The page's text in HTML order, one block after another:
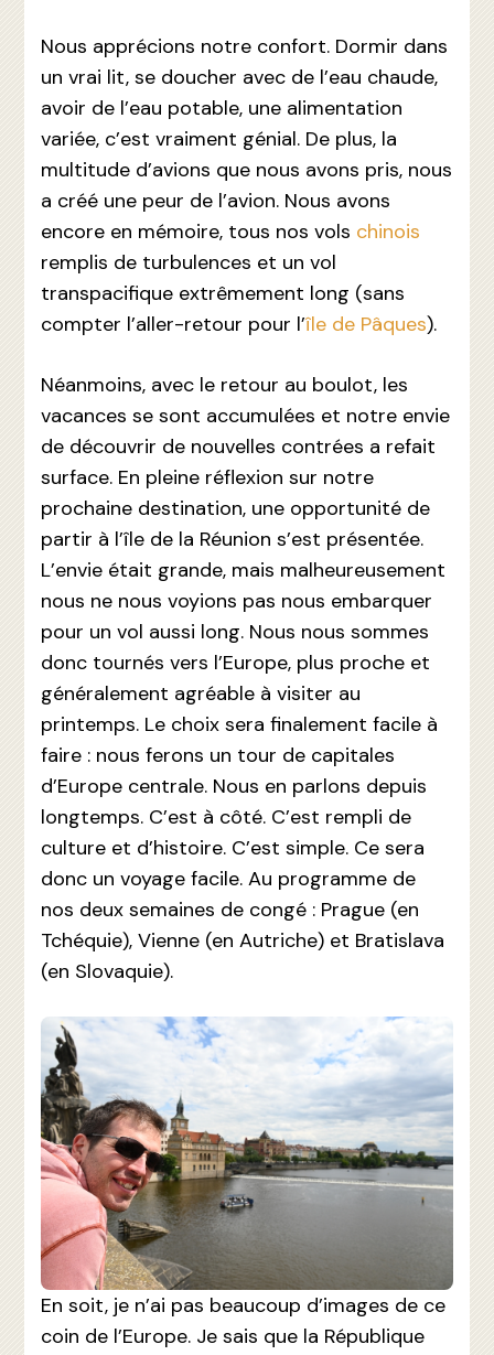
Nous apprécions notre confort. Dormir dans
un vrai lit, se doucher avec de l’eau chaude,
avoir de l’eau potable, une alimentation
variée, c’est vraiment génial. De plus, la
multitude d’avions que nous avons pris, nous
a créé une peur de l’avion. Nous avons
encore en mémoire, tous nos vols chinois
remplis de turbulences et un vol
transpacifique extrêmement long (sans
compter l’aller-retour pour l’île de Pâques).
Néanmoins, avec le retour au boulot, les
vacances se sont accumulées et notre envie
de découvrir de nouvelles contrées a refait
surface. En pleine réflexion sur notre
prochaine destination, une opportunité de
partir à l’île de la Réunion s’est présentée.
L’envie était grande, mais malheureusement
nous ne nous voyions pas nous embarquer
pour un vol aussi long. Nous nous sommes
donc tournés vers l’Europe, plus proche et
généralement agréable à visiter au
printemps. Le choix sera finalement facile à
faire : nous ferons un tour de capitales
d’Europe centrale. Nous en parlons depuis
longtemps. C’est à côté. C’est rempli de
culture et d’histoire. C’est simple. Ce sera
donc un voyage facile. Au programme de
nos deux semaines de congé : Prague (en
Tchéquie), Vienne (en Autriche) et Bratislava
(en Slovaquie).
En soit, je n’ai pas beaucoup d’images de ce
coin de l’Europe. Je sais que la République